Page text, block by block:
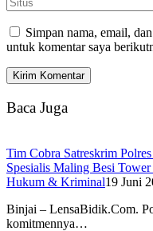
Simpan nama, email,
untuk komentar saya
Baca Juga
Tim Cobra Satreskrim
Spesialis Maling Besi
Hukum & Kriminal19 Juni
Binjai – LensaBidik.Com.
komitmennya…